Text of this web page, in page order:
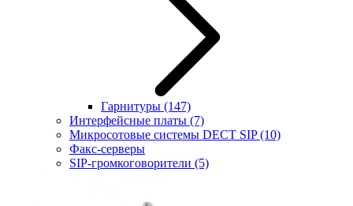
Гарнитуры (147)
Интерфейсные платы (7)
Микросотовые системы DECT SIP(10)
Факс-серверы
SIP-громкоговорители (5)